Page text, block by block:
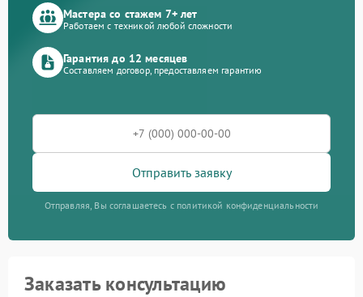
Мастера со стажем 7+ лет
Работаем с техникой любой сложности
Гарантия до 12 месяцев
Составляем договор, предоставляем гарантию
Отправить заявку
Отправляя, Вы соглашаетесь с политикой конфиденциальности
Заказать консультацию